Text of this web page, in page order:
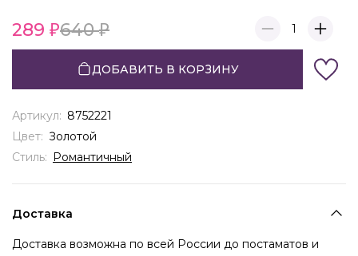
289 640 1
ДОБАВИТЬ В КОРЗИНУ
Артикул: 8752221
Цвет: Золотой
Стиль: Романтичный
Доставка
Доставка возможна по всей России до постаматов и